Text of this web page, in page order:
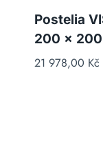
Postelia
200 x
21 978,00 Kč